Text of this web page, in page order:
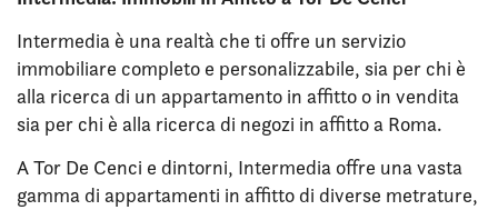
Intermedia è una realtà che ti offre un servizio
immobiliare completo e personalizzabile, sia per chi è
alla ricerca di un appartamento in affitto o in vendita
sia per chi è alla ricerca di negozi in affitto a Roma.
A Tor De Cenci e dintorni, Intermedia offre una vasta
gamma di appartamenti in affitto di diverse metrature,